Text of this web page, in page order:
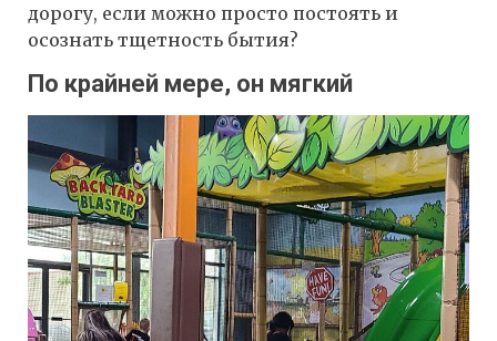
дорогу, если можно просто постоять и
осознать тщетность бытия?
По крайней мере, он мягкий